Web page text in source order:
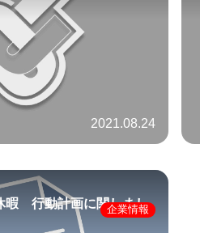
2021.08.24
暇 行動計画に関しまし
企業情報